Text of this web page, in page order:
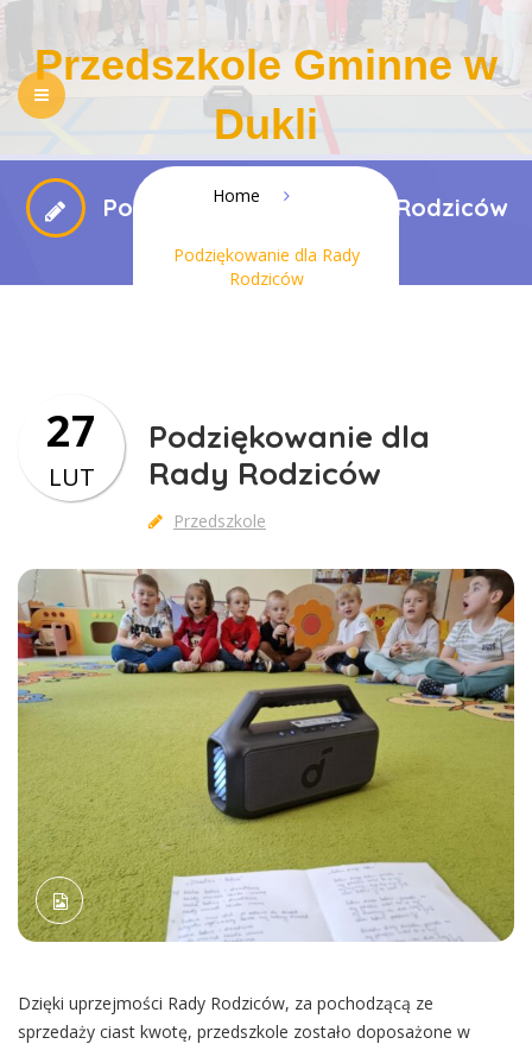
Przedszkole Gminne w
Dukli
NASZE PRZEDSZKOLE REKRUTACJA
PEDAGOGIZACJA RODZICÓW DLA RODZICÓW
Podziękowanie dla Rady Rodziców
Home
Podziękowanie dla Rady
Rodziców
Podziękowanie dla
Rady Rodziców
Przedszkole
27
LUT
Dzięki uprzejmości Rady Rodziców, za pochodzącą ze
sprzedaży ciast kwotę, przedszkole zostało doposażone w